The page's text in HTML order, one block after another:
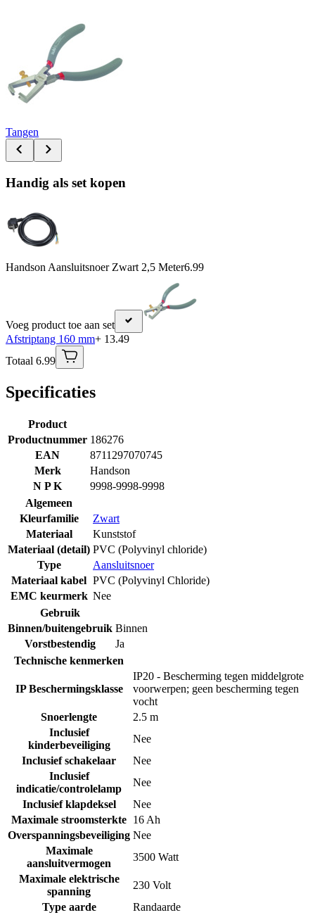
Tangen
Handig als set kopen
Handson Aansluitsnoer Zwart 2,5 Meter6.99
Voeg product toe aan set
Afstriptang 160 mm+ 13.49
Totaal 6.99
Specificaties
Product
Productnummer 186276
EAN
8711297070745
Merk
Handson
N P K
9998-9998-9998
Algemeen
Kleurfamilie
Zwart
Materiaal
Kunststof
Materiaal (detail) PVC (Polyvinyl chloride)
Type
Aansluitsnoer
Materiaal kabel PVC (Polyvinyl Chloride)
EMC keurmerk Nee
Gebruik
Binnen/buitengebruik Binnen
Vorstbestendig
Ja
Technische kenmerken
IP Beschermingsklasse
IP20 - Bescherming tegen middelgrote
voorwerpen; geen bescherming tegen
vocht
Snoerlengte
2.5 m
Inclusief
kinderbeveiliging
Nee
Inclusief schakelaar
Nee
Inclusief
indicatie/controlelamp
Nee
Inclusief klapdeksel
Nee
Maximale stroomsterkte 16 Ah
Overspanningsbeveiliging Nee
Maximale
aansluitvermogen
3500 Watt
Maximale elektrische
spanning
230 Volt
Type aarde
Randaarde